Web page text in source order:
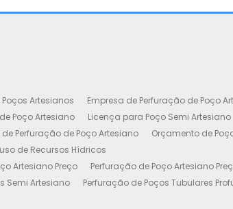
Artesianos
Empresa de Perfuração de Poço
Poço Artesiano
Licença para Poço Semi Artesiano
Perfuração de Poço Artesiano
Orçamento de
de Recursos Hídricos
Artesiano Preço
Perfuração de Poço Artesiano
Semi Artesiano
Perfuração de Poços Tubulares